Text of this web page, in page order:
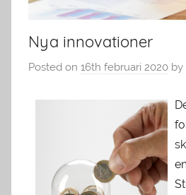
Nya innovationer
Posted on 16th februari 2020 by